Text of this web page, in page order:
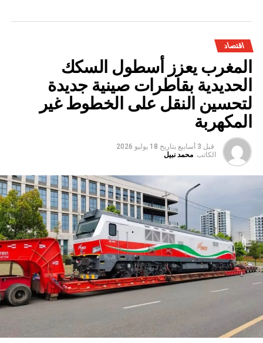
اقتصاد
المغرب يعزز أسطول السكك
الحديدية بقاطرات صينية جديدة
لتحسين النقل على الخطوط غير
المكهربة
قبل 3 أسابيع بتاريخ 18 يوليو 2026
الكاتب: محمد نبيل